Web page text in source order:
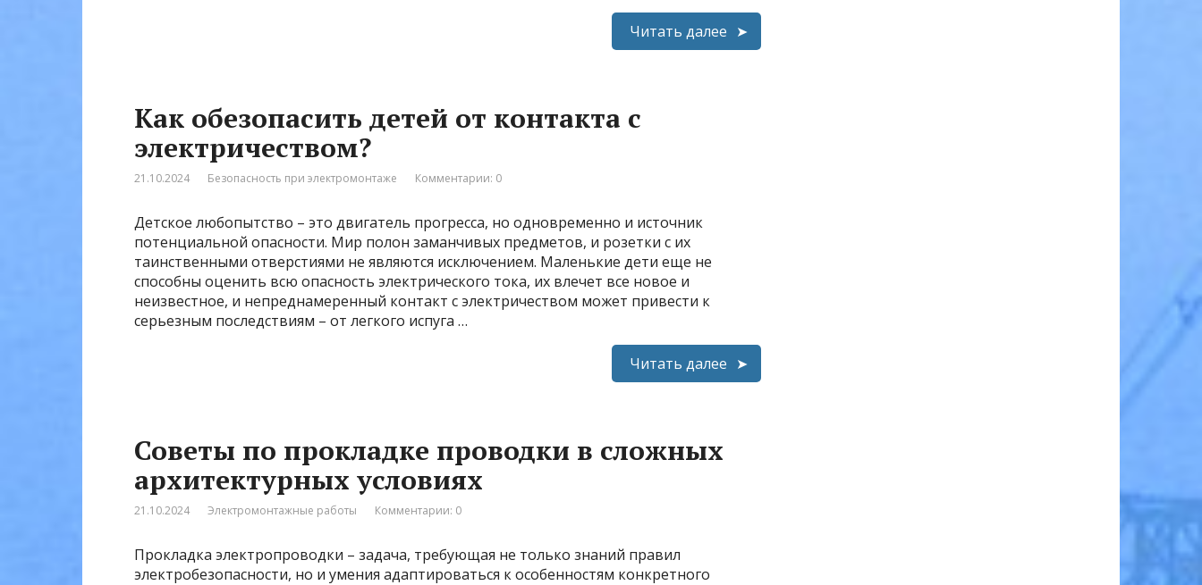
Читать далее
Как обезопасить детей от контакта с
электричеством?
21.10.2024 Безопасность при электромонтаже Комментарии: 0
Детское любопытство – это двигатель прогресса, но одновременно и источник
потенциальной опасности. Мир полон заманчивых предметов, и розетки с их
таинственными отверстиями не являются исключением. Маленькие дети еще не
способны оценить всю опасность электрического тока, их влечет все новое и
неизвестное, и непреднамеренный контакт с электричеством может привести к
серьезным последствиям – от легкого испуга …
Читать далее
Советы по прокладке проводки в сложных
архитектурных условиях
21.10.2024 Электромонтажные работы Комментарии: 0
Прокладка электропроводки – задача, требующая не только знаний правил
электробезопасности, но и умения адаптироваться к особенностям конкретного